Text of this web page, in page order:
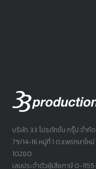
บริษัท 33 โปรดักชั่น กรุ๊ป จำกั
79/14-16 หมู่ที่ 1 ต.แพรกษาให
10280
เลขประจำตัวผู้เสียภาษี 0-